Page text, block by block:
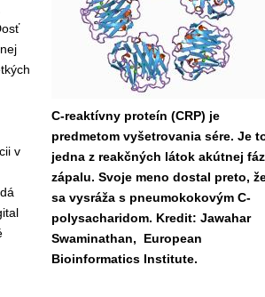
C-reaktívny proteín (CRP) je
predmetom vyšetrovania sére. Je
jedna z reakčných látok akútnej
zápalu. Svoje meno dostal preto,
sa vysráža s pneumokokovým C-
polysacharidom. Kredit: Jawahar
Swaminathan, European
Bioinformatics Institute.
v